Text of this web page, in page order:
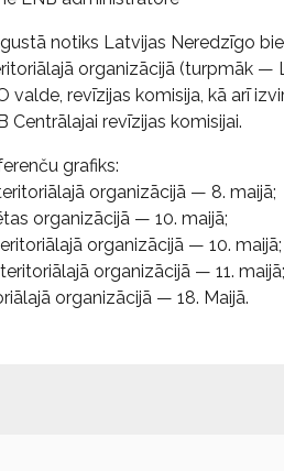
notiks Latvijas Neredzīgo
organizācijā (turpmāk —
valde, revīzijas komisija, kā arī
Centrālajai revīzijas komisijai.
grafiks:
organizācijā — 8. maijā;
organizācijā — 10. maijā;
organizācijā — 10. maijā;
organizācijā — 11. maijā;
organizācijā — 18. Maijā.